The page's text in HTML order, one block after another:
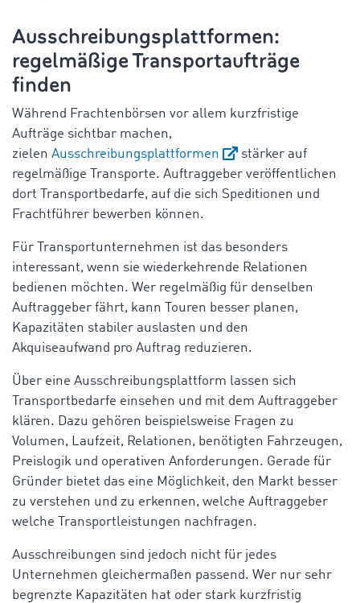
Ausschreibungsplattformen:
regelmäßige Transportaufträge
finden
Während Frachtenbörsen vor allem kurzfristige
Aufträge sichtbar machen,
zielen Ausschreibungsplattformen
stärker auf
regelmäßige Transporte. Auftraggeber veröffentlichen
dort Transportbedarfe, auf die sich Speditionen und
Frachtführer bewerben können.
Für Transportunternehmen ist das besonders
interessant, wenn sie wiederkehrende Relationen
bedienen möchten. Wer regelmäßig für denselben
Auftraggeber fährt, kann Touren besser planen,
Kapazitäten stabiler auslasten und den
Akquiseaufwand pro Auftrag reduzieren.
Über eine Ausschreibungsplattform lassen sich
Transportbedarfe einsehen und mit dem Auftraggeber
klären. Dazu gehören beispielsweise Fragen zu
Volumen, Laufzeit, Relationen, benötigten Fahrzeugen,
Preislogik und operativen Anforderungen. Gerade für
Gründer bietet das eine Möglichkeit, den Markt besser
zu verstehen und zu erkennen, welche Auftraggeber
welche Transportleistungen nachfragen.
Ausschreibungen sind jedoch nicht für jedes
Unternehmen gleichermaßen passend. Wer nur sehr
begrenzte Kapazitäten hat oder stark kurzfristig